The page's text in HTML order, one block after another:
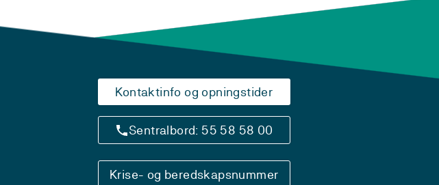
Kontaktinfo og opningstider
Sentralbord: 55 58 58 00
Krise- og beredskapsnummer